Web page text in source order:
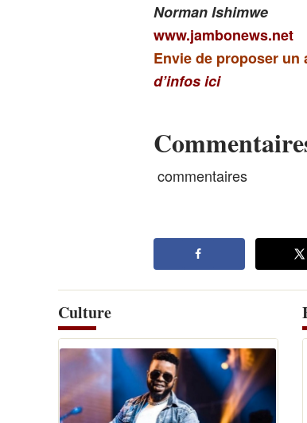
Norman Ishimwe
www.jambonews.net
Envie de proposer
d’infos ici
commentaires
Culture